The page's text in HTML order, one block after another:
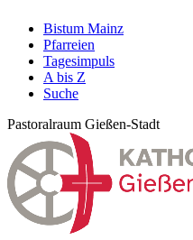
Bistum Mainz
Pfarreien
Tagesimpuls
A bis Z
Suche
Pastoralraum Gießen-Stadt